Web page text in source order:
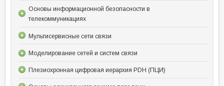
Основы информационной безопасности в
телекоммуникациях
Мультисервисные сети связи
Моделирование сетей и систем связи
Плезиохронная цифровая иерархия PDH (ПЦИ)